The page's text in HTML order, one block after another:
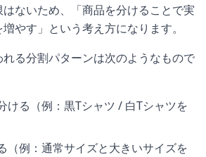
ないため、「商品を分けることで実
やす」という考え方になります。
る分割パターンは次のようなもので
ける（例：黒Tシャツ / 白Tシャツを
（例：通常サイズと大きいサイズを